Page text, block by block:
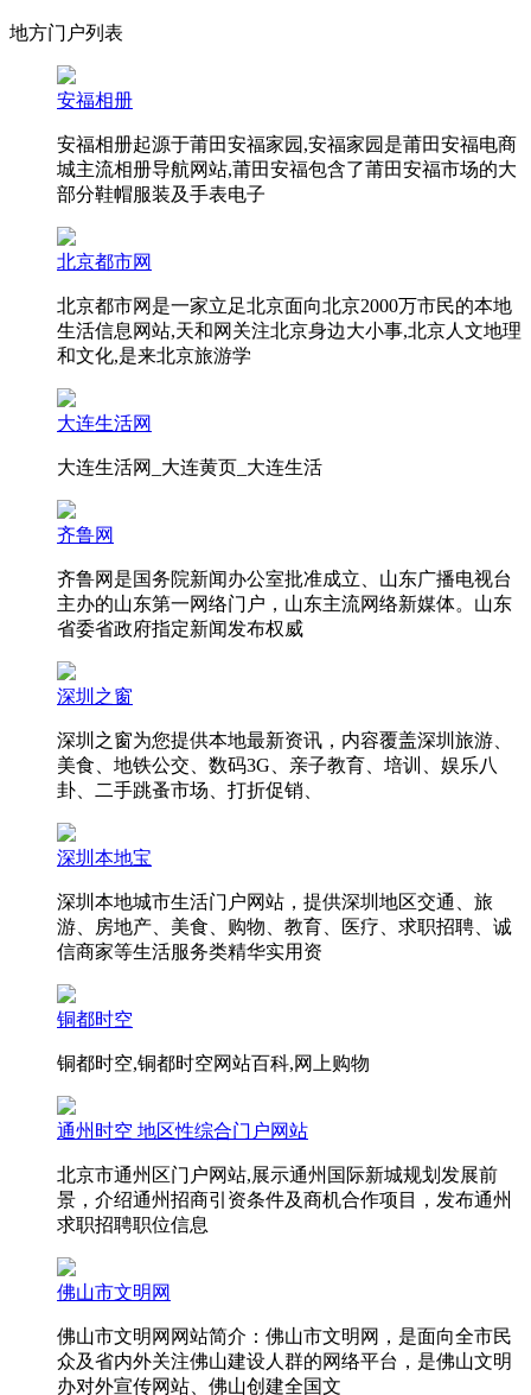
地方门户列表
安福相册
安福相册起源于莆田安福家园,安福家园是莆田安福电商
城主流相册导航网站,莆田安福包含了莆田安福市场的大
部分鞋帽服装及手表电子
北京都市网
北京都市网是一家立足北京面向北京2000万市民的本地
生活信息网站,天和网关注北京身边大小事,北京人文地理
和文化,是来北京旅游学
大连生活网
大连生活网_大连黄页_大连生活
齐鲁网
齐鲁网是国务院新闻办公室批准成立、山东广播电视台
主办的山东第一网络门户，山东主流网络新媒体。山东
省委省政府指定新闻发布权威
深圳之窗
深圳之窗为您提供本地最新资讯，内容覆盖深圳旅游、
美食、地铁公交、数码3G、亲子教育、培训、娱乐八
卦、二手跳蚤市场、打折促销、
深圳本地宝
深圳本地城市生活门户网站，提供深圳地区交通、旅
游、房地产、美食、购物、教育、医疗、求职招聘、诚
信商家等生活服务类精华实用资
铜都时空
铜都时空,铜都时空网站百科,网上购物
通州时空 地区性综合门户网站
北京市通州区门户网站,展示通州国际新城规划发展前
景，介绍通州招商引资条件及商机合作项目，发布通州
求职招聘职位信息
佛山市文明网
佛山市文明网网站简介：佛山市文明网，是面向全市民
众及省内外关注佛山建设人群的网络平台，是佛山文明
办对外宣传网站、佛山创建全国文